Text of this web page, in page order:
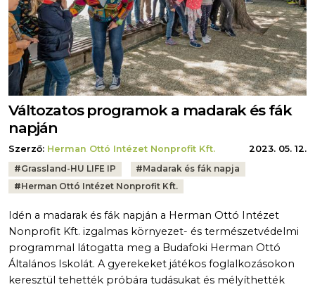
Változatos programok a madarak és fák
napján
Szerző: Herman Ottó Intézet Nonprofit Kft.
2023. 05. 12.
Tags:
#Grassland-HU LIFE IP #Madarak és fák napja
#Herman Ottó Intézet Nonprofit Kft.
Idén a madarak és fák napján a Herman Ottó Intézet
Nonprofit Kft. izgalmas környezet- és természetvédelmi
programmal látogatta meg a Budafoki Herman Ottó
Általános Iskolát. A gyerekeket játékos foglalkozásokon
keresztül tehették próbára tudásukat és mélyíthették